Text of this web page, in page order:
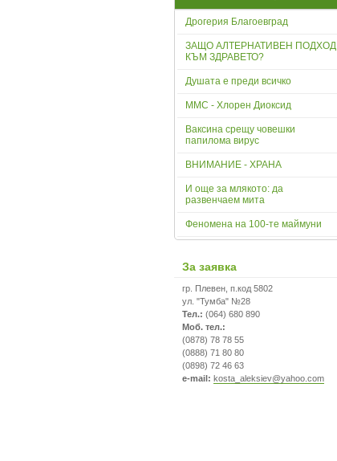
Дрогерия Благоевград
ЗАЩО АЛТЕРНАТИВЕН ПОДХОД
КЪМ ЗДРАВЕТО?
Душата е преди всичко
ММС - Хлорен Диоксид
Ваксина срещу човешки
папилома вирус
ВНИМАНИЕ - ХРАНА
И още за млякото: да
развенчаем мита
Феномена на 100-те маймуни
За заявка
гр. Плевен, п.код 5802
ул. "Тумба" №28
Тел.: (064) 680 890
Моб. тел.:
(0878) 78 78 55
(0888) 71 80 80
(0898) 72 46 63
e-mail: kosta_aleksiev@yahoo.com